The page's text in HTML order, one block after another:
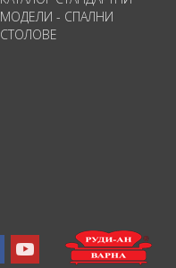
МОДЕЛИ - СПАЛНИ
СТОЛОВЕ